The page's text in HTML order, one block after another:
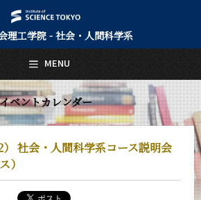
理工学院 - 社会・人間科学系
イベントカレンダー
社会・人間科学系コース説明会
）
MENU
English
ついて